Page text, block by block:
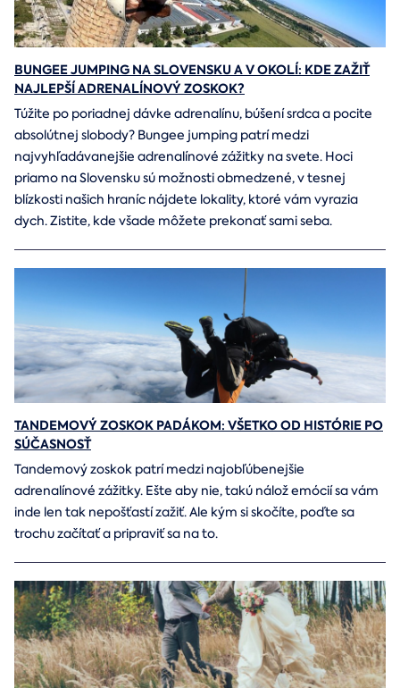
BUNGEE JUMPING NA SLOVENSKU A V OKOLÍ: KDE ZAŽIŤ
NAJLEPŠÍ ADRENALÍNOVÝ ZOSKOK?
Túžite po poriadnej dávke adrenalínu, búšení srdca a pocite
absolútnej slobody? Bungee jumping patrí medzi
najvyhľadávanejšie adrenalínové zážitky na svete. Hoci
priamo na Slovensku sú možnosti obmedzené, v tesnej
blízkosti našich hraníc nájdete lokality, ktoré vám vyrazia
dych. Zistite, kde všade môžete prekonať sami seba.
TANDEMOVÝ ZOSKOK PADÁKOM: VŠETKO OD HISTÓRIE PO
SÚČASNOSŤ
Tandemový zoskok patrí medzi najobľúbenejšie
adrenalínové zážitky. Ešte aby nie, takú nálož emócií sa vám
inde len tak nepošťastí zažiť. Ale kým si skočíte, poďte sa
trochu začítať a pripraviť sa na to.